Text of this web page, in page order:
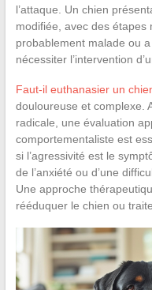
l’attaque. Un chien
modifiée, avec des
probablement malade ou
nécessiter l’intervention
Faut-il euthanasier un
douloureuse et complexe.
radicale, une évaluation
comportementaliste est
si l’agressivité est le
de l’anxiété ou d’une
Une approche
rééduquer le chien ou